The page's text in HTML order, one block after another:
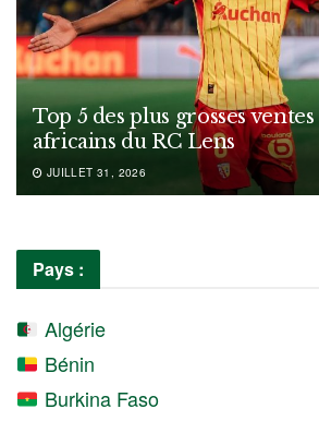
Top 5 des plus grosses
africains du RC Lens
JUILLET 31, 2026
Pays :
Algérie
Bénin
Burkina Faso